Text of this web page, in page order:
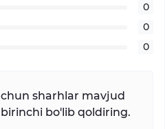
0
0
0
sharhlar mavjud
bo'lib qoldiring.